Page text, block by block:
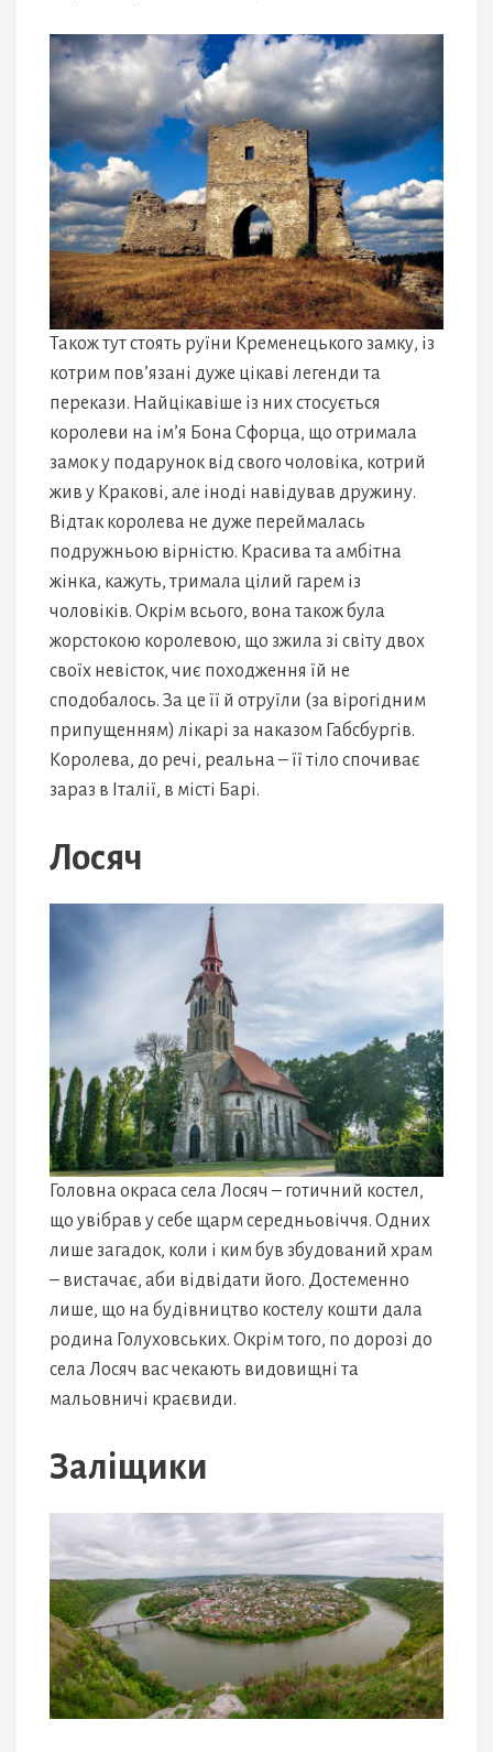
Також тут стоять руїни Кременецького замку, із
котрим пов’язані дуже цікаві легенди та
перекази. Найцікавіше із них стосується
королеви на ім’я Бона Сфорца, що отримала
замок у подарунок від свого чоловіка, котрий
жив у Кракові, але іноді навідував дружину.
Відтак королева не дуже переймалась
подружньою вірністю. Красива та амбітна
жінка, кажуть, тримала цілий гарем із
чоловіків. Окрім всього, вона також була
жорстокою королевою, що зжила зі світу двох
своїх невісток, чиє походження їй не
сподобалось. За це її й отруїли (за вірогідним
припущенням) лікарі за наказом Габсбургів.
Королева, до речі, реальна – її тіло спочиває
зараз в Італії, в місті Барі.
Лосяч
Головна окраса села Лосяч – готичний костел,
що увібрав у себе щарм середньовіччя. Одних
лише загадок, коли і ким був збудований храм
– вистачає, аби відвідати його. Достеменно
лише, що на будівництво костелу кошти дала
родина Голуховських. Окрім того, по дорозі до
села Лосяч вас чекають видовищні та
мальовничі краєвиди.
Заліщики